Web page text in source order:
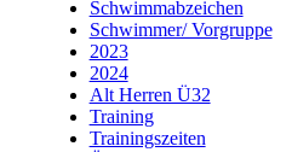
Schwimmabzeichen
Schwimmer/ Vorgruppe
2023
2024
Alt Herren Ü32
Training
Trainingszeiten